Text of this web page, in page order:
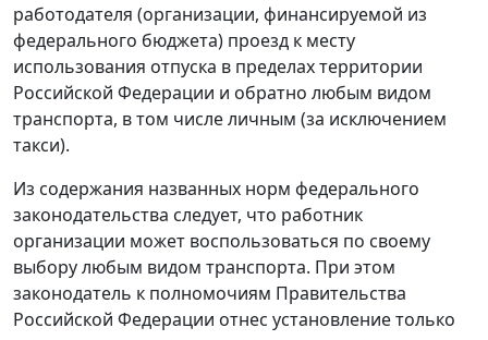
работодателя (организации, финансируемой из
федерального бюджета) проезд к месту
использования отпуска в пределах территории
Российской Федерации и обратно любым видом
транспорта, в том числе личным (за исключением
такси).
Из содержания названных норм федерального
законодательства следует, что работник
организации может воспользоваться по своему
выбору любым видом транспорта. При этом
законодатель к полномочиям Правительства
Российской Федерации отнес установление только